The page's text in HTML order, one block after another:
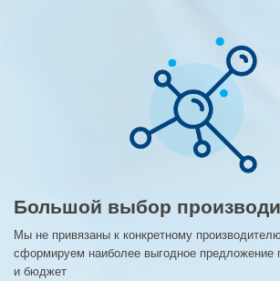
Большой выбор
Мы не привязаны к конкретному
сформируем наиболее выгодное предложение
и бюджет